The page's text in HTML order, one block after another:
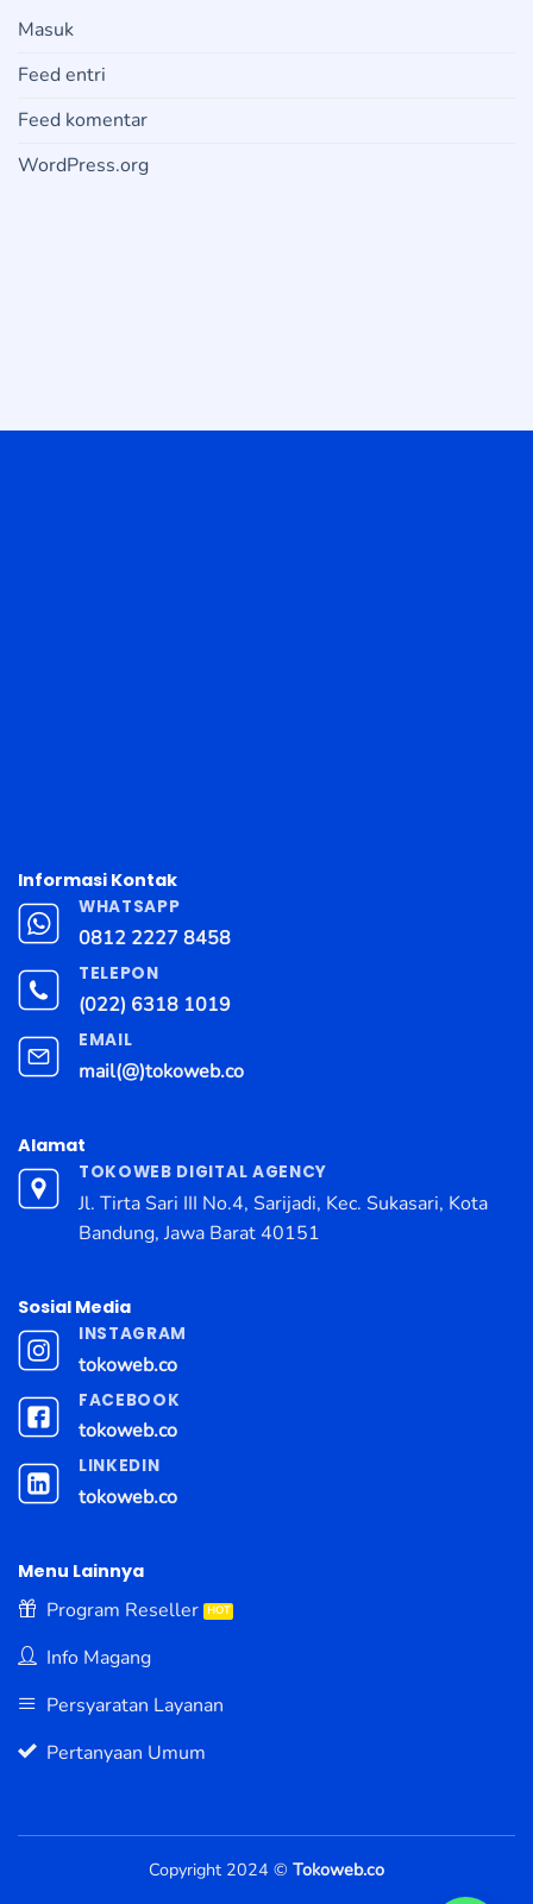
Masuk
Feed entri
Feed komentar
WordPress.org
Informasi Kontak
WHATSAPP
0812 2227 8458
TELEPON
(022) 6318 1019
EMAIL
mail(@)tokoweb.co
Alamat
TOKOWEB DIGITAL AGENCY
Jl. Tirta Sari III No.4, Sarijadi, Kec. Sukasari, Kota
Bandung, Jawa Barat 40151
Sosial Media
INSTAGRAM
tokoweb.co
FACEBOOK
tokoweb.co
LINKEDIN
tokoweb.co
Menu Lainnya
Program Reseller
Info Magang
Persyaratan Layanan
Pertanyaan Umum
Copyright 2024 © Tokoweb.co